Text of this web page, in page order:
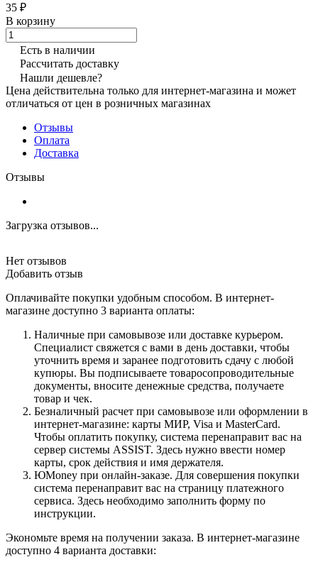
35 ₽
В корзину
Есть в наличии
Рассчитать доставку
Нашли дешевле?
Цена действительна только для интернет-магазина и может
отличаться от цен в розничных магазинах
Отзывы
Оплата
Доставка
Отзывы
Загрузка отзывов...
Нет отзывов
Добавить отзыв
Оплачивайте покупки удобным способом. В интернет-
магазине доступно 3 варианта оплаты:
Наличные при самовывозе или доставке курьером.
Специалист свяжется с вами в день доставки, чтобы
уточнить время и заранее подготовить сдачу с любой
купюры. Вы подписываете товаросопроводительные
документы, вносите денежные средства, получаете
товар и чек.
Безналичный расчет при самовывозе или оформлении в
интернет-магазине: карты МИР, Visa и MasterCard.
Чтобы оплатить покупку, система перенаправит вас на
сервер системы ASSIST. Здесь нужно ввести номер
карты, срок действия и имя держателя.
ЮMoney при онлайн-заказе. Для совершения покупки
система перенаправит вас на страницу платежного
сервиса. Здесь необходимо заполнить форму по
инструкции.
Экономьте время на получении заказа. В интернет-магазине
доступно 4 варианта доставки: